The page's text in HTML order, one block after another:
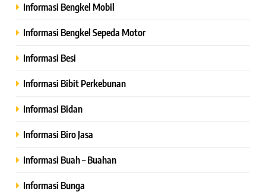
Informasi Bengkel Mobil
Informasi Bengkel Sepeda Motor
Informasi Besi
Informasi Bibit Perkebunan
Informasi Bidan
Informasi Biro Jasa
Informasi Buah – Buahan
Informasi Bunga